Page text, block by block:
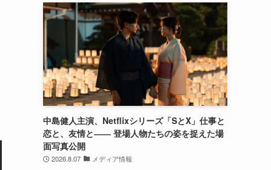
中島健人主演、Netflixシリーズ「SとX」仕事と
恋と、友情と―― 登場人物たちの姿を捉えた場
面写真公開
2026.8.07 メディア情報